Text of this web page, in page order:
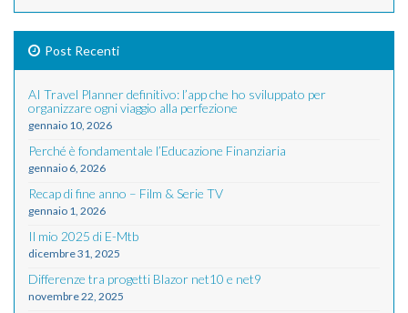
Post Recenti
AI Travel Planner definitivo: l’app che ho sviluppato per
organizzare ogni viaggio alla perfezione
gennaio 10, 2026
Perché è fondamentale l’Educazione Finanziaria
gennaio 6, 2026
Recap di fine anno – Film & Serie TV
gennaio 1, 2026
Il mio 2025 di E-Mtb
dicembre 31, 2025
Differenze tra progetti Blazor net10 e net9
novembre 22, 2025